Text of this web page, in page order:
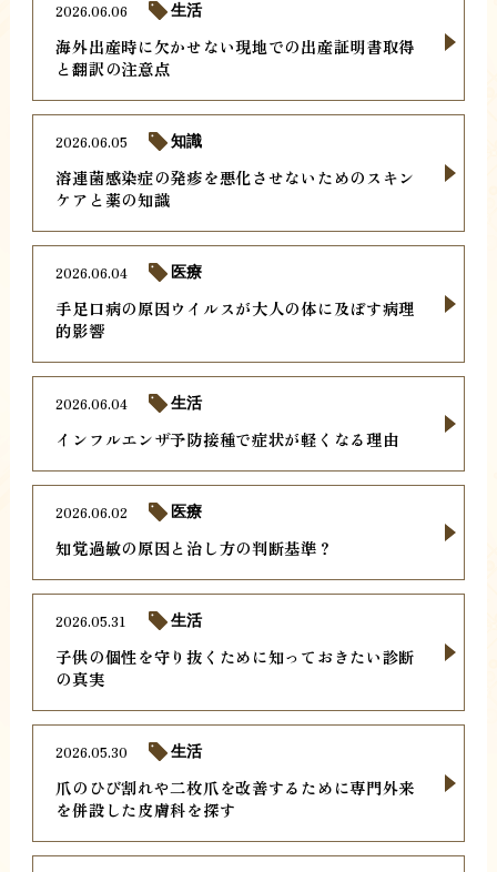
海外出産時に欠かせない現地での出産証明書取得
と翻訳の注意点
2026.06.06 生活
溶連菌感染症の発疹を悪化させないためのスキン
ケアと薬の知識
2026.06.05 知識
手足口病の原因ウイルスが大人の体に及ぼす病理
的影響
2026.06.04 医療
インフルエンザ予防接種で症状が軽くなる理由
2026.06.04 生活
知覚過敏の原因と治し方の判断基準？
2026.06.02 医療
子供の個性を守り抜くために知っておきたい診断
の真実
2026.05.31 生活
爪のひび割れや二枚爪を改善するために専門外来
を併設した皮膚科を探す
2026.05.30 生活